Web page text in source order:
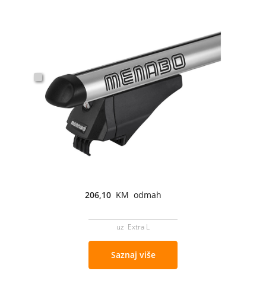
206,10 KM odmah
uz Extra L
Saznaj više